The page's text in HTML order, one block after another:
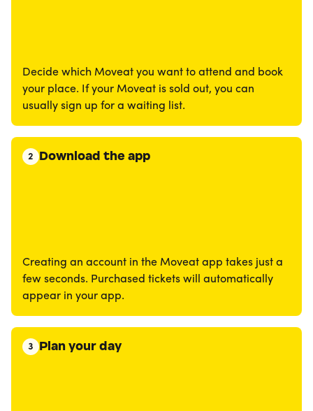
Decide which Moveat you want to attend and book
your place. If your Moveat is sold out, you can
usually sign up for a waiting list.
2 Download the app
Creating an account in the Moveat app takes just a
few seconds. Purchased tickets will automatically
appear in your app.
3 Plan your day